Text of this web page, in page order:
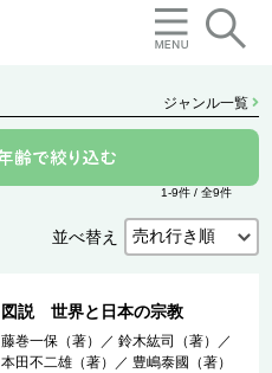
ジャンル一覧
1-9件 / 全9件
並べ替え
図説 世界と日本の宗教
藤巻一保（著） ／鈴木紘司（著）
／
本田不二雄（著）
／ 豊嶋泰國（著）